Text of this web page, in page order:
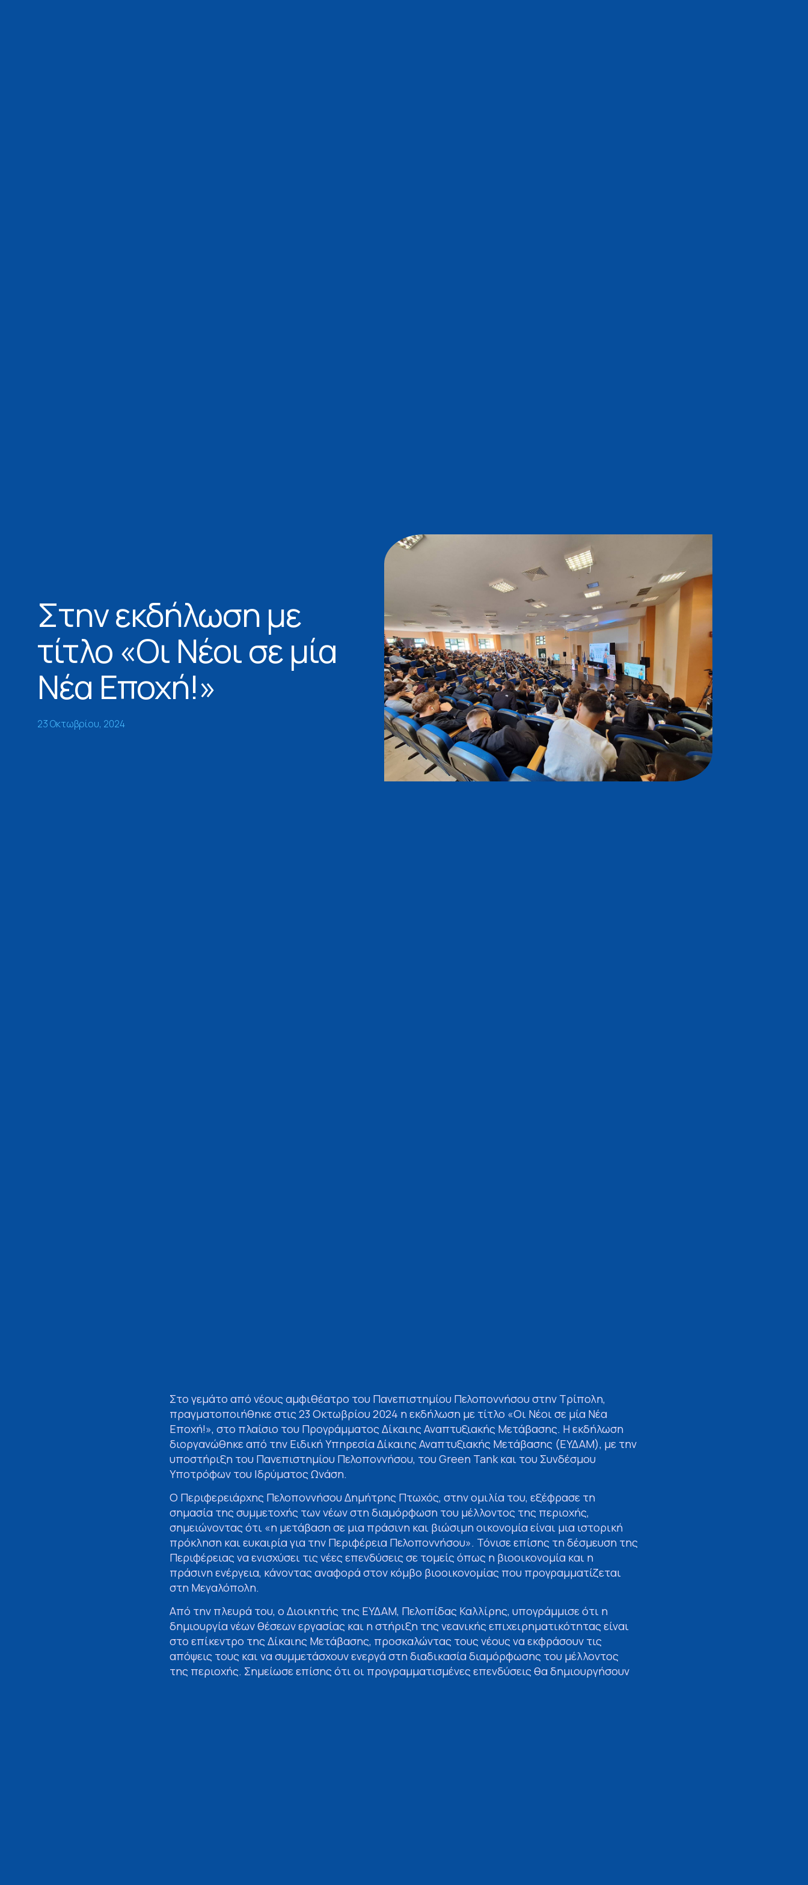
Στην εκδήλωση με
τίτλο «Οι Νέοι σε μία
Νέα Εποχή!»
23 Οκτωβρίου, 2024
Στο γεμάτο από νέους αμφιθέατρο του Πανεπιστημίου Πελοποννήσου στην Τρίπολη,
πραγματοποιήθηκε στις 23 Οκτωβρίου 2024 η εκδήλωση με τίτλο «Οι Νέοι σε μία Νέα
Εποχή!», στο πλαίσιο του Προγράμματος Δίκαιης Αναπτυξιακής Μετάβασης. Η εκδήλωση
διοργανώθηκε από την Ειδική Υπηρεσία Δίκαιης Αναπτυξιακής Μετάβασης (ΕΥΔΑΜ), με την
υποστήριξη του Πανεπιστημίου Πελοποννήσου, του Green Tank και του Συνδέσμου
Υποτρόφων του Ιδρύματος Ωνάση.
Ο Περιφερειάρχης Πελοποννήσου Δημήτρης Πτωχός, στην ομιλία του, εξέφρασε τη
σημασία της συμμετοχής των νέων στη διαμόρφωση του μέλλοντος της περιοχής,
σημειώνοντας ότι «η μετάβαση σε μια πράσινη και βιώσιμη οικονομία είναι μια ιστορική
πρόκληση και ευκαιρία για την Περιφέρεια Πελοποννήσου». Τόνισε επίσης τη δέσμευση της
Περιφέρειας να ενισχύσει τις νέες επενδύσεις σε τομείς όπως η βιοοικονομία και η
πράσινη ενέργεια, κάνοντας αναφορά στον κόμβο βιοοικονομίας που προγραμματίζεται
στη Μεγαλόπολη.
Από την πλευρά του, ο Διοικητής της ΕΥΔΑΜ, Πελοπίδας Καλλίρης, υπογράμμισε ότι η
δημιουργία νέων θέσεων εργασίας και η στήριξη της νεανικής επιχειρηματικότητας είναι
στο επίκεντρο της Δίκαιης Μετάβασης, προσκαλώντας τους νέους να εκφράσουν τις
απόψεις τους και να συμμετάσχουν ενεργά στη διαδικασία διαμόρφωσης του μέλλοντος
της περιοχής. Σημείωσε επίσης ότι οι προγραμματισμένες επενδύσεις θα δημιουργήσουν